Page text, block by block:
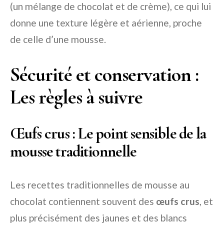
(un mélange de chocolat et de crème), ce qui lui
donne une texture légère et aérienne, proche
de celle d’une mousse.
Sécurité et conservation :
Les règles à suivre
Œufs crus : Le point sensible de la
mousse traditionnelle
Les recettes traditionnelles de mousse au
chocolat contiennent souvent des œufs crus, et
plus précisément des jaunes et des blancs